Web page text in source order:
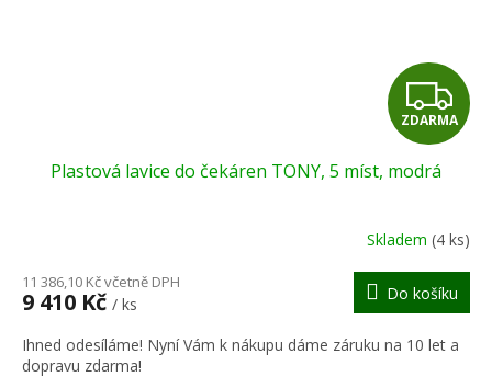
Z
D
R
M
A
ZDARMA
Plastová lavice do čekáren TONY, 5 míst, modrá
Skladem (4 ks)
11 386,10 Kč včetně DPH
9 410 Kč / ks
Do košíku
Ihned odesíláme! Nyní Vám k nákupu dáme záruku na 10 let a
dopravu zdarma!